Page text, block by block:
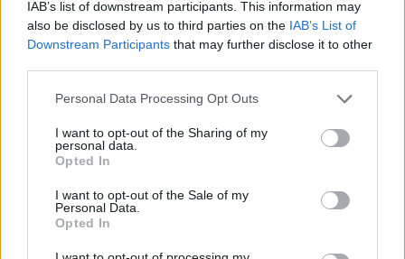
IAB’s list of downstream participants. This information may
also be disclosed by us to third parties on the IAB’s List of
Downstream Participants that may further disclose it to other
Personal Data Processing Opt Outs
I want to opt-out of the Sharing of my
personal data.
Opted In
I want to opt-out of the Sale of my
Personal Data.
Opted In
ropień gruczołu bartholina
Reklama: